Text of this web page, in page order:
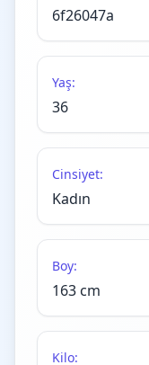
6f26047a
Yaş:
36
Cinsiyet:
Kadın
Boy:
163 cm
Kilo: